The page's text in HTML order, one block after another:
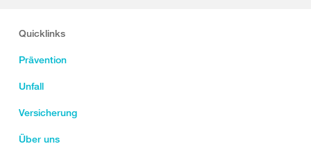
Quicklinks
Prävention
Unfall
Versicherung
Über uns